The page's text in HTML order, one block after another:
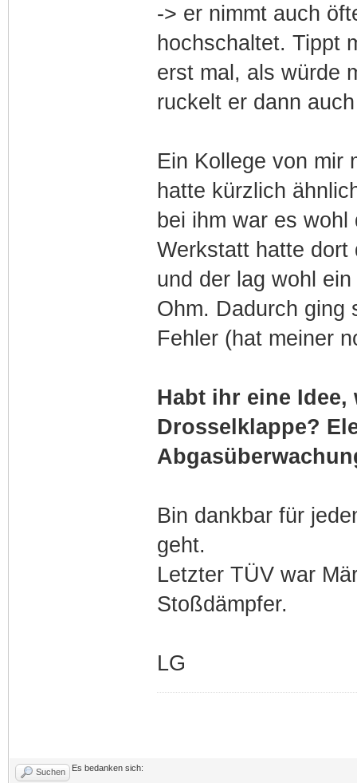
-> er nimmt auch
hochschaltet. Tippt
erst mal, als würde
ruckelt er dann
Ein Kollege von mir
hatte kürzlich
bei ihm war es
Werkstatt hatte dort
und der lag wohl
Ohm. Dadurch ging
Fehler (hat meiner
Habt ihr eine
Drosselklappe?
Bin dankbar für
geht.
Letzter TÜV war
Stoßdämpfer.
LG
Suchen Es bedanken sich: